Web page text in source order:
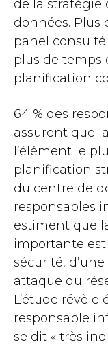
de la stratégie
données. Plus
panel
plus de temps
planification
64 % des
assurent que
l’élément le
planification
du centre de
responsables
estiment que
importante
sécurité,
attaque du
L’étude révèle
responsable
se dit « très